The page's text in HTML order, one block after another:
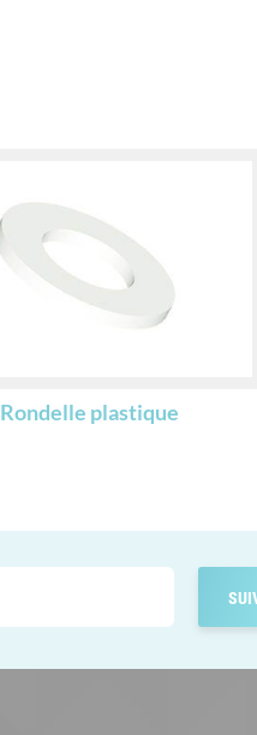
Rondelle plastique